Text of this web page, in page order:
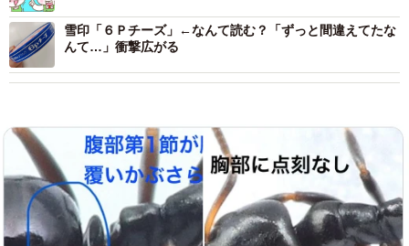
雪印「６Ｐチーズ」←なんて読む？「ずっと間違えてたな
んて…」衝撃広がる